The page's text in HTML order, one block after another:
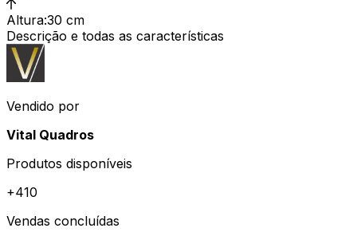
Altura:30 cm
Descrição e todas as características
Vendido por
Vital Quadros
Produtos disponíveis
+410
Vendas concluídas